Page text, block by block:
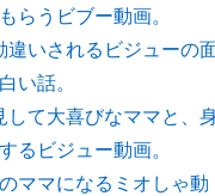
らうビブー動画。
違いされるビジューの
白い話。
して大喜びなママと、
るビジュー動画。
ママになるミオしゃ動